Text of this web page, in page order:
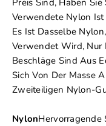
Verwendete Nylon
Es Ist Dasselbe
Verwendet Wird, Nur
Beschläge Sind Aus
Sich Von Der Masse
Zweiteiligen Nylon-
NylonHervorragende